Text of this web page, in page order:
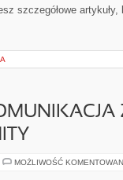
szczegółowe
MOŻLIWOŚĆ